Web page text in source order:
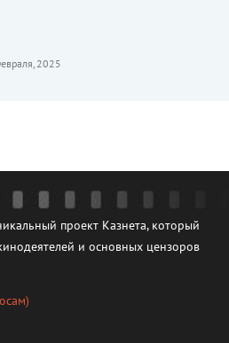
2025
проект Казнета, который
и основных цензоров